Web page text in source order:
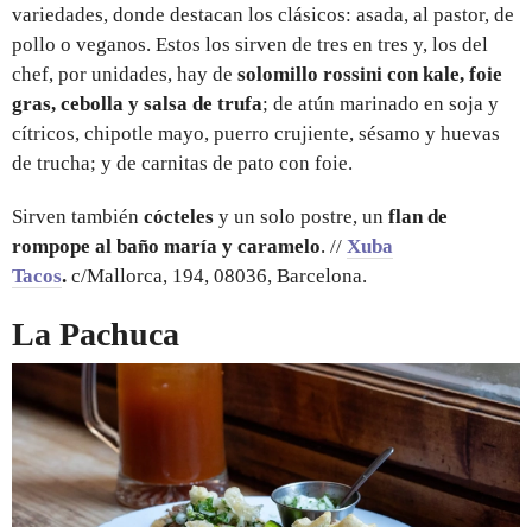
variedades, donde destacan los clásicos: asada, al pastor, de
pollo o veganos. Estos los sirven de tres en tres y, los del
chef, por unidades, hay de solomillo rossini con kale, foie
gras, cebolla y salsa de trufa; de atún marinado en soja y
cítricos, chipotle mayo, puerro crujiente, sésamo y huevas
de trucha; y de carnitas de pato con foie.
Sirven también cócteles y un solo postre, un flan de
rompope al baño maría y caramelo. // Xuba
Tacos. c/Mallorca, 194, 08036, Barcelona.
La Pachuca